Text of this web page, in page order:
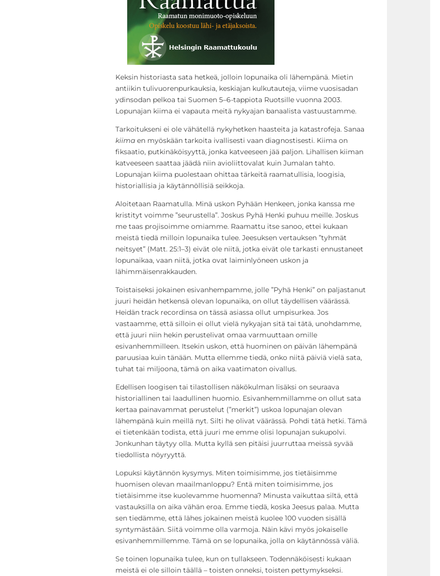
Keksin historiasta sata hetkeä, jolloin lopunaika oli lähempänä. Mietin
antiikin tulivuorenpurkauksia, keskiajan kulkutauteja, viime vuosisadan
ydinsodan pelkoa tai Suomen 5–6-tappiota Ruotsille vuonna 2003.
Lopunajan kiima ei vapauta meitä nykyajan banaalista vastuustamme.
Tarkoitukseni ei ole vähätellä nykyhetken haasteita ja katastrofeja. Sanaa
kiimaen myöskään tarkoita ivallisesti vaan diagnostisesti. Kiima on
fiksaatio, putkinäköisyyttä, jonka katveeseen jää paljon. Lihallisen kiiman
katveeseen saattaa jäädä niin avioliittovalat kuin Jumalan tahto.
Lopunajan kiima puolestaan ohittaa tärkeitä raamatullisia, loogisia,
historiallisia ja käytännöllisiä seikkoja.
Aloitetaan Raamatulla. Minä uskon Pyhään Henkeen, jonka kanssa me
kristityt voimme ”seurustella”. Joskus Pyhä Henki puhuu meille. Joskus
me taas projisoimme omiamme. Raamattu itse sanoo, ettei kukaan
meistä tiedä milloin lopunaika tulee. Jeesuksen vertauksen ”tyhmät
neitsyet” (Matt. 25:1–3) eivät ole niitä, jotka eivät ole tarkasti ennustaneet
lopunaikaa, vaan niitä, jotka ovat laiminlyöneen uskon ja
lähimmäisenrakkauden.
Toistaiseksi jokainen esivanhempamme, jolle ”Pyhä Henki” on paljastanut
juuri heidän hetkensä olevan lopunaika, on ollut täydellisen väärässä.
Heidän track recordinsa on tässä asiassa ollut umpisurkea. Jos
vastaamme, että silloin ei ollut vielä nykyajan sitä tai tätä, unohdamme,
että juuri niin hekin perustelivat omaa varmuuttaan omille
esivanhemmilleen. Itsekin uskon, että huominen on päivän lähempänä
paruusiaa kuin tänään. Mutta ellemme tiedä, onko niitä päiviä vielä sata,
tuhat tai miljoona, tämä on aika vaatimaton oivallus.
Edellisen loogisen tai tilastollisen näkökulman lisäksi on seuraava
historiallinen tai laadullinen huomio. Esivanhemmillamme on ollut sata
kertaa painavammat perustelut (”merkit”) uskoa lopunajan olevan
lähempänä kuin meillä nyt. Silti he olivat väärässä. Pohdi tätä hetki. Tämä
ei tietenkään todista, että juuri me emme olisi lopunajan sukupolvi.
Jonkunhan täytyy olla. Mutta kyllä sen pitäisi juurruttaa meissä syvää
tiedollista nöyryyttä.
Lopuksi käytännön kysymys. Miten toimisimme, jos tietäisimme
huomisen olevan maailmanloppu? Entä miten toimisimme, jos
tietäisimme itse kuolevamme huomenna? Minusta vaikuttaa siltä, että
vastauksilla on aika vähän eroa. Emme tiedä, koska Jeesus palaa. Mutta
sen tiedämme, että lähes jokainen meistä kuolee 100 vuoden sisällä
syntymästään. Siitä voimme olla varmoja. Näin kävi myös jokaiselle
esivanhemmillemme. Tämä on se lopunaika, jolla on käytännössä väliä.
Se toinen lopunaika tulee, kun on tullakseen. Todennäköisesti kukaan
meistä ei ole silloin täällä – toisten onneksi, toisten pettymykseksi.